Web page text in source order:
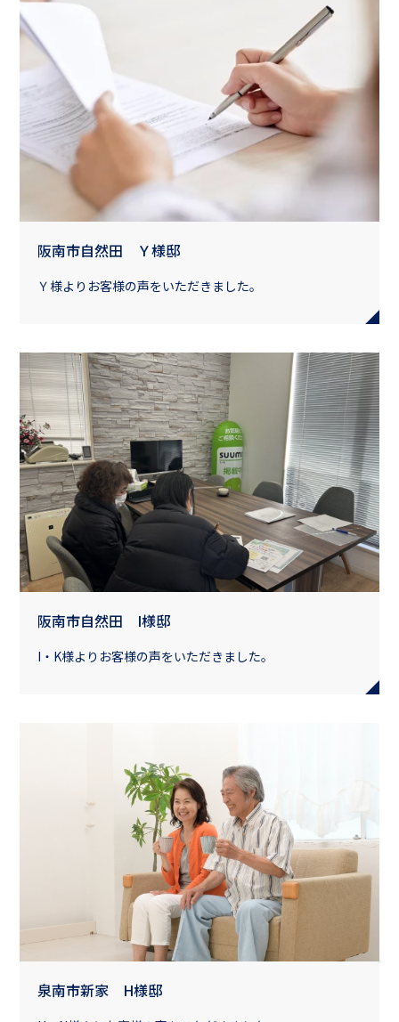
阪南市自然田 Ｙ様邸
Ｙ様よりお客様の声をいただきました。
阪南市自然田 I様邸
I・K様よりお客様の声をいただきました。
泉南市新家 H様邸